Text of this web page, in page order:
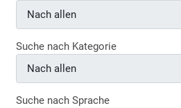
Suche nach Kategorie
Suche nach Sprache